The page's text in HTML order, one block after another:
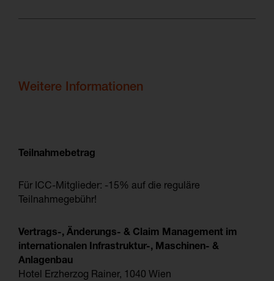
Weitere Informationen
Teilnahmebetrag
Für ICC-Mitglieder: -15% auf die reguläre
Teilnahmegebühr!
Vertrags-, Änderungs- & Claim Management im
internationalen Infrastruktur-, Maschinen- &
Anlagenbau
Hotel Erzherzog Rainer, 1040 Wien